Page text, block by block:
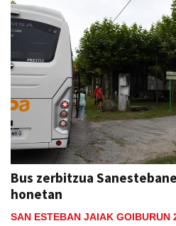
Bus zerbitzua
honetan
SAN ESTEBAN JAIAK GOIBURUN